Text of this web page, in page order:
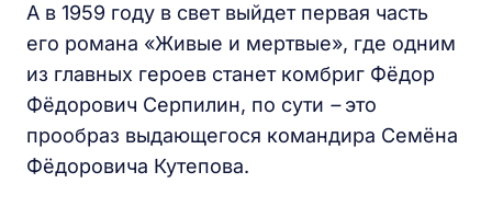
А в 1959 году в свет выйдет первая часть
его романа «Живые и мертвые», где одним
из главных героев станет комбриг Фёдор
Фёдорович Серпилин, по сути –это
прообраз выдающегося командира Семёна
Фёдоровича Кутепова.